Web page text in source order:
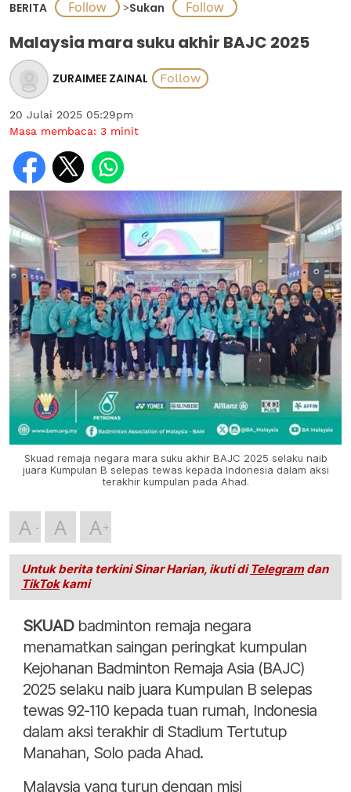
BERITA >Sukan
Malaysia mara suku akhir BAJC 2025
ZURAIMEE ZAINAL
20 Julai 2025 05:29pm
Masa membaca: 3 minit
Skuad remaja negara mara suku akhir BAJC 2025 selaku naib
juara Kumpulan B selepas tewas kepada Indonesia dalam aksi
terakhir kumpulan pada Ahad.
A A A
Untuk berita terkini Sinar Harian, ikuti di Telegramdan
TikTokkami
SKUAD badminton remaja negara
menamatkan saingan peringkat kumpulan
Kejohanan Badminton Remaja Asia (BAJC)
2025 selaku naib juara Kumpulan B selepas
tewas 92-110 kepada tuan rumah, Indonesia
dalam aksi terakhir di Stadium Tertutup
Manahan, Solo pada Ahad.
Malaysia yang turun dengan misi